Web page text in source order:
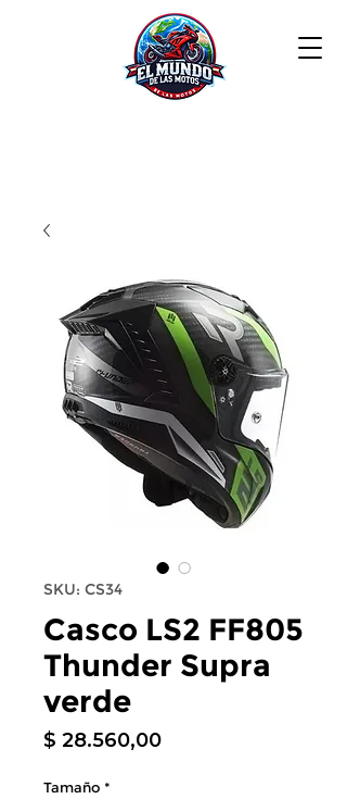
SKU: CS34
Casco LS2 FF805
Thunder Supra
verde
$ 28.560,00Precio
Tamaño *